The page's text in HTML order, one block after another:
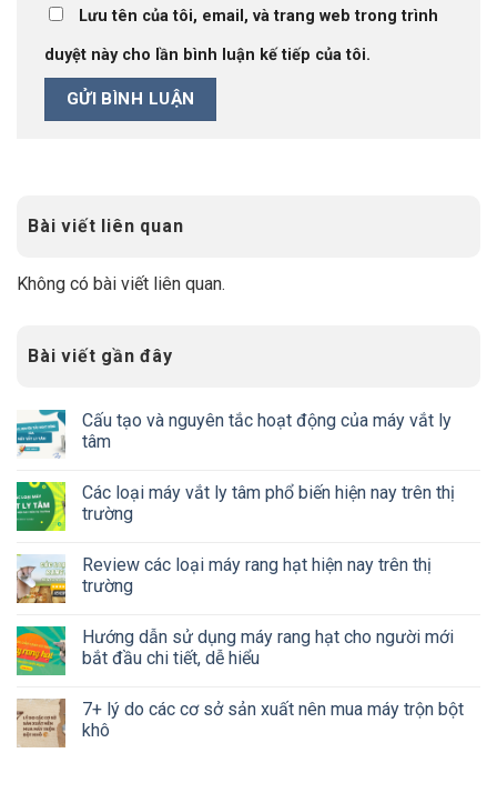
Lưu tên của tôi, email, và trang web trong trình
duyệt này cho lần bình luận kế tiếp của tôi.
Bài viết liên quan
Không có bài viết liên quan.
Bài viết gần đây
Cấu tạo và nguyên tắc hoạt động của máy vắt ly
tâm
Các loại máy vắt ly tâm phổ biến hiện nay trên thị
trường
Review các loại máy rang hạt hiện nay trên thị
trường
Hướng dẫn sử dụng máy rang hạt cho người mới
bắt đầu chi tiết, dễ hiểu
7+ lý do các cơ sở sản xuất nên mua máy trộn bột
khô